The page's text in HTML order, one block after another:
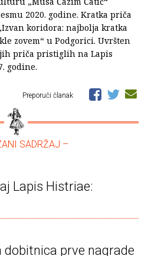
2020. godine. Kratka priča
koridora: najbolja kratka
zovem“ u Podgorici. Uvršten
priča pristiglih na Lapis
godine.
Preporuči članak
SADRŽAJ –
Lapis Histriae:
prve nagrade